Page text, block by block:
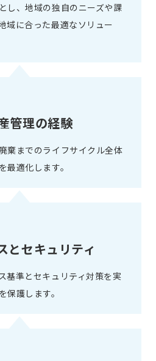
し、地域の独自のニーズや課
域に合った最適なソリュー
管理の経験
棄までのライフサイクル全体
最適化します。
とセキュリティ
基準とセキュリティ対策を実
保護します。